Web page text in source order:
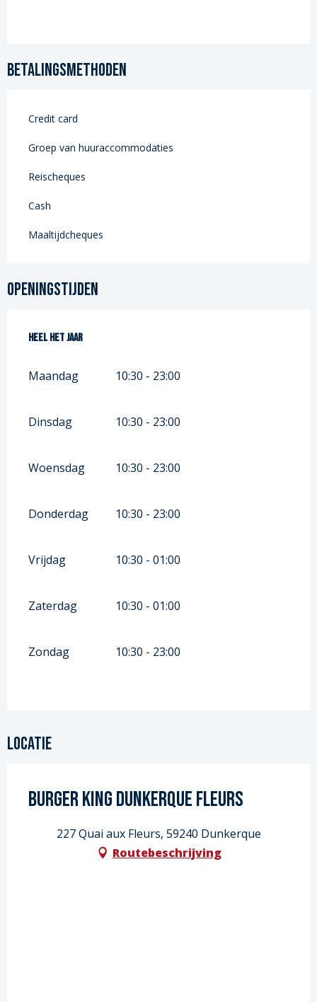
Betalingsmethoden
Credit card
Groep van huuraccommodaties
Reischeques
Cash
Maaltijdcheques
Openingstijden
Heel het jaar
Heel het jaar
Maandag 10:30 - 23:00
Dinsdag 10:30 - 23:00
Woensdag 10:30 - 23:00
Donderdag 10:30 - 23:00
Vrijdag 10:30 - 01:00
Zaterdag 10:30 - 01:00
Zondag 10:30 - 23:00
Locatie
Burger King Dunkerque Fleurs
227 Quai aux Fleurs, 59240 Dunkerque
Routebeschrijving